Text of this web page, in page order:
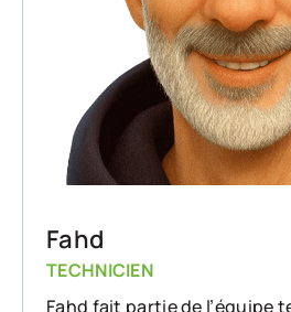
Fahd
TECHNICIEN
Fahd fait partie de l’équipe